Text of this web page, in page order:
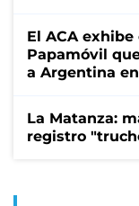
El ACA
Papamóvil
a Argentina en
La Matanza:
registro